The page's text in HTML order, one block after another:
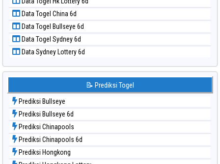
Data Togel North Carolina Day
Data Togel Pcso
Data Togel Sao Paulo
Data Togel Singapore
Data Togel Sydney
Data Togel Sydney Lottery
Data Togel Sydney Lottery 6d
Data Togel Sydney Lotto
Data Togel Sydney Pools 6d
Data Togel Taipei
Data Togel Taiwan
Data Togel China 6d
Data Togel Bullseye 6d
Data Togel Sydney 6d
Data Sydney Lottery 6d
📝 Prediksi Togel
Prediksi Bullseye
Prediksi Bullseye 6d
Prediksi Chinapools
Prediksi Chinapools 6d
Prediksi Hongkong